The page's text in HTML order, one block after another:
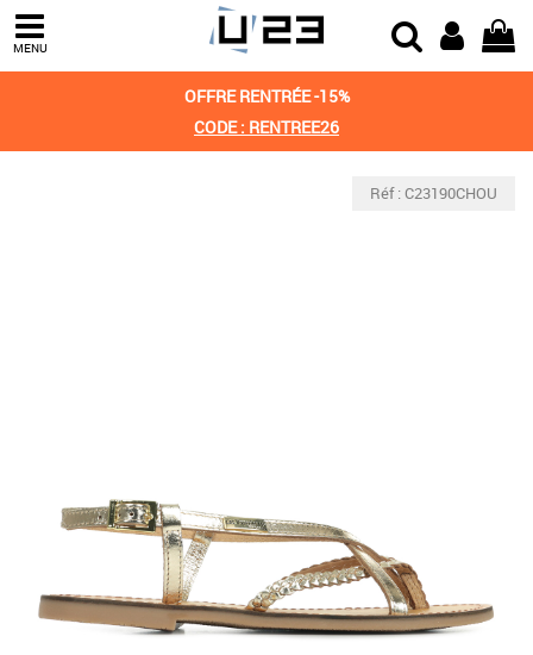
MENU
OFFRE RENTRÉE -15%
CODE : RENTREE26
Réf : C23190CHOU